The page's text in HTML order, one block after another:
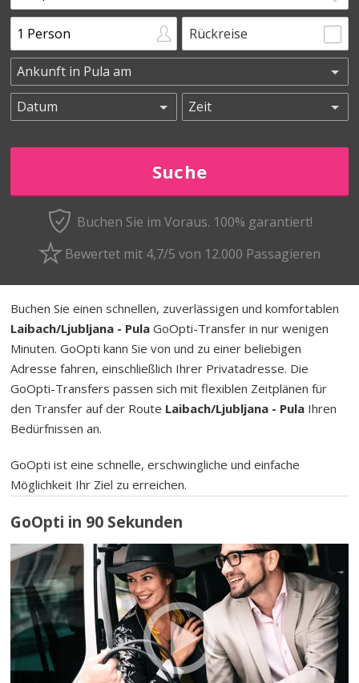
Rückreise
Buchen Sie im Voraus. 100% garantiert!
Bewertet mit 4,7/5 von 12.000 Passagieren
Buchen Sie einen schnellen, zuverlässigen und komfortablen
Laibach/Ljubljana - Pula GoOpti-Transfer in nur wenigen
Minuten. GoOpti kann Sie von und zu einer beliebigen
Adresse fahren, einschließlich Ihrer Privatadresse. Die
GoOpti-Transfers passen sich mit flexiblen Zeitplänen für
den Transfer auf der Route Laibach/Ljubljana - Pula Ihren
Bedürfnissen an.
GoOpti ist eine schnelle, erschwingliche und einfache
Möglichkeit Ihr Ziel zu erreichen.
GoOpti in 90 Sekunden